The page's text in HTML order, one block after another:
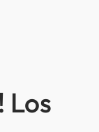
Los